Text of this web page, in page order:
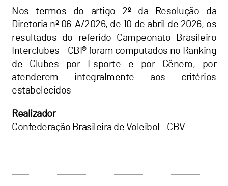
Nos termos do artigo 2º da Resolução da
Diretoria nº 06-A/2026, de 10 de abril de 2026, os
resultados do referido Campeonato Brasileiro
Interclubes – CBI® foram computados no Ranking
de Clubes por Esporte e por Gênero, por
atenderem integralmente aos critérios
estabelecidos
Realizador
Confederação Brasileira de Voleibol - CBV